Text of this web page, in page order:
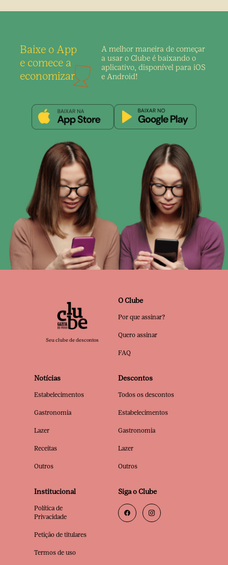
Baixe o App
e comece a
economizar
A melhor maneira de começar
a usar o Clube é baixando o
aplicativo, disponível para iOS
e Android!
Seu clube de descontos
O Clube
Por que assinar?
Quero assinar
FAQ
Notícias
Estabelecimentos
Gastronomia
Lazer
Receitas
Outros
Descontos
Todos os descontos
Estabelecimentos
Gastronomia
Lazer
Outros
Institucional
Política de
Privacidade
Petição de titulares
Termos de uso
Siga o Clube